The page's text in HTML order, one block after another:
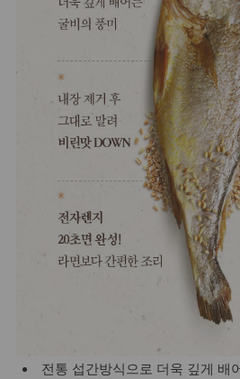
전통 섭간방식으로 더욱 깊게 배